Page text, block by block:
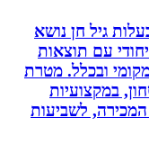
חן נושא
עם תוצאות
ובכלל. מטרת
לשביעות